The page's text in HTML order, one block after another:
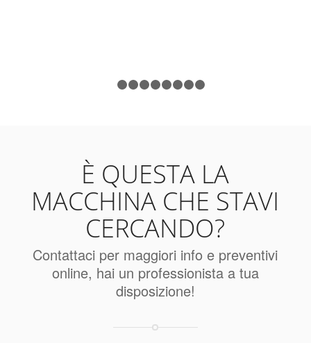
1 2 3
È QUESTA LA
MACCHINA CHE STAVI
CERCANDO?
Contattaci per maggiori info e preventivi
online, hai un professionista a tua
disposizione!